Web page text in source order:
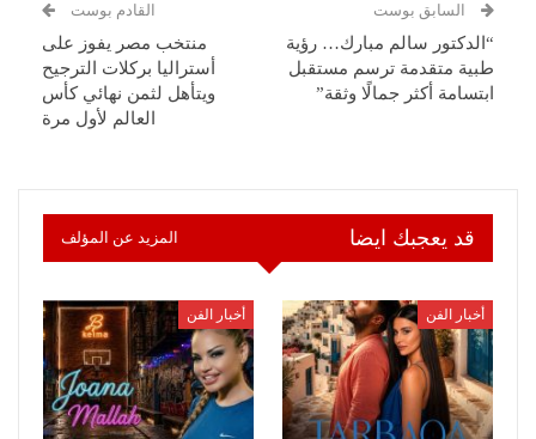
السابق بوست
“الدكتور سالم مبارك… رؤية
طبية متقدمة ترسم مستقبل
ابتسامة أكثر جمالًا وثقة”
القادم بوست
منتخب مصر يفوز على
أستراليا بركلات الترجيح
ويتأهل لثمن نهائي كأس
العالم لأول مرة
قد يعجبك ايضا المزيد عن المؤلف
أخبار الفن أخبار الفن